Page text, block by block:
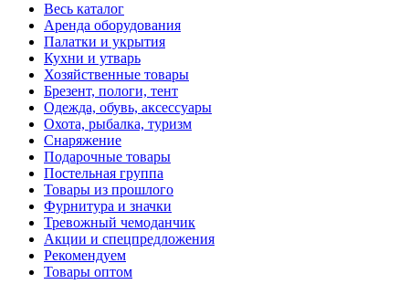
Весь каталог
Аренда оборудования
Палатки и укрытия
Кухни и утварь
Хозяйственные товары
Брезент, пологи, тент
Одежда, обувь, аксессуары
Охота, рыбалка, туризм
Снаряжение
Подарочные товары
Постельная группа
Товары из прошлого
Фурнитура и значки
Тревожный чемоданчик
Акции и спецпредложения
Рекомендуем
Товары оптом